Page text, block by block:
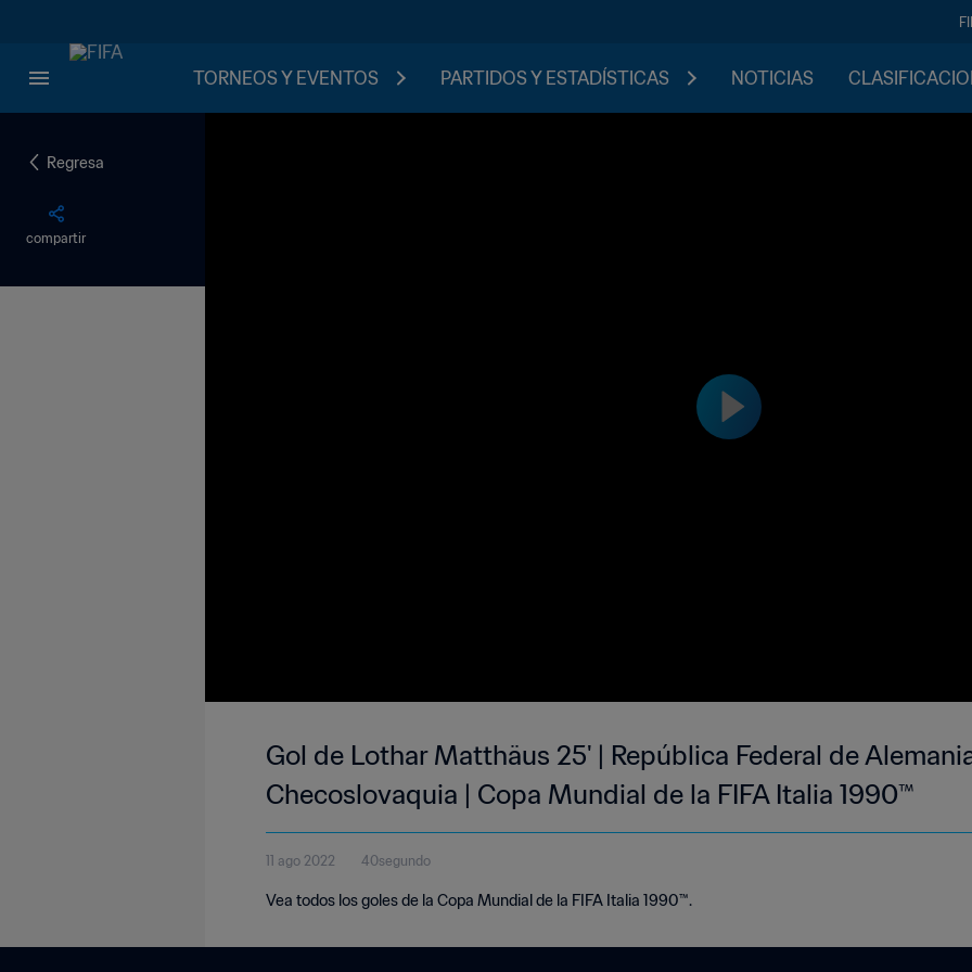
TORNEOS Y EVENTOS PARTIDOS Y ESTADÍSTICAS NOTICIAS
Regresa
compartir
Gol de Lothar Matthäus 25' | República Federal de
Checoslovaquia | Copa Mundial de la FIFA Italia 1990™
11 ago 2022 40segundo
Vea todos los goles de la Copa Mundial de la FIFA Italia 1990™.